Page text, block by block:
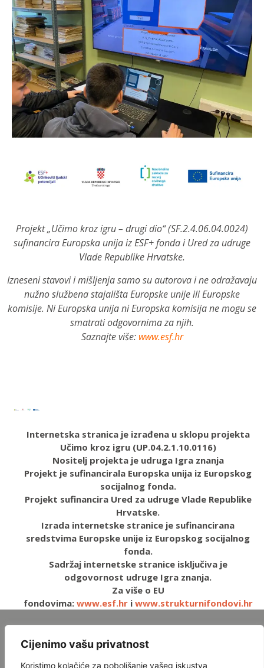
Cijenimo vašu privatnost
Koristimo kolačiće za poboljšanje vašeg iskustva
Projekt „Učimo kroz igru – drugi dio“ (SF.2.4.06.04.0024)
sufinancira Europska unija iz ESF+ fonda i Ured za udruge
Vlade Republike Hrvatske.
Izneseni stavovi i mišljenja samo su autorova i ne odražavaju
nužno službena stajališta Europske unije ili Europske
komisije. Ni Europska unija ni Europska komisija ne mogu se
smatrati odgovornima za njih.
Saznajte više: www.esf.hr
Internetska stranica je izrađena u sklopu projekta
Učimo kroz igru (UP.04.2.1.10.0116)
Nositelj projekta je udruga Igra znanja
Projekt je sufinancirala Europska unija iz Europskog
socijalnog fonda.
Projekt sufinancira Ured za udruge Vlade Republike
Hrvatske.
Izrada internetske stranice je sufinancirana
sredstvima Europske unije iz Europskog socijalnog
fonda.
Sadržaj internetske stranice isključiva je
odgovornost udruge Igra znanja.
Za više o EU
fondovima: www.esf.hr i www.strukturnifondovi.hr
inovativne obrazovne programe i interaktivne igre.
Povezujemo ljude svih dobnih skupina kako bismo